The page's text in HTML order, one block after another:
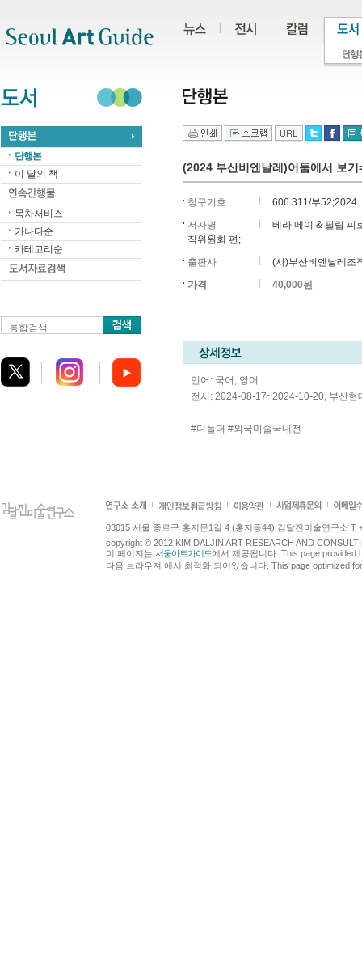
단행본
이 달의 책
목차서비스
가나다순
카테고리순
통합검색
(2024 부산비엔날레)어둠에서 보
청구기호
606.311/부52;2024
저자명
베라 메이 & 필립 피
직위원회 편;
출판사
(사)부산비엔날레조
가격
40,000원
언어: 국어, 영어
전시: 2024-08-17~2024-10-20, 부산현
#디폴더 #외국미술국내전
03015 서울 종로구 홍지문1길 4 (홍지동44) 김달진미술연구소 T
copyright © 2012 KIM DALJIN ART RESEARCH AND
이 페이지는 서울아트가이드에서 제공됩니다. This page provided
다음 브라우져 에서 최적화 되어있습니다. This page optimized